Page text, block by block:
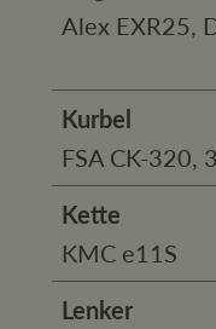
Alex EXR25,
Kurbel
FSA CK-320,
Kette
KMC e11S
Lenker